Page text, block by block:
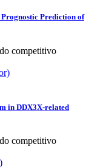
Prediction of
competitivo
in DDX3X-related
competitivo